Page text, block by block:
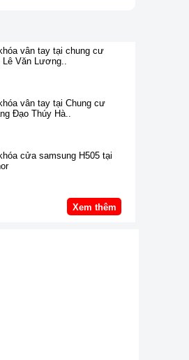
vân tay tại chung cư
Lê Văn Lương..
vân tay tại Chung cư
Đạo Thúy Hà..
cửa samsung H505 tại
Xem thêm